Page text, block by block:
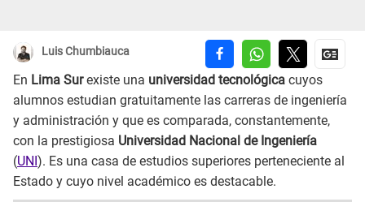
Luis Chumbiauca
En Lima Surexiste una universidad tecnológica cuyos
alumnos estudian gratuitamente las carreras de ingeniería
y administración y que es comparada, constantemente,
con la prestigiosa Universidad Nacional de Ingeniería
(UNI ). Es una casa de estudios superiores perteneciente al
Estado y cuyo nivel académico es destacable.